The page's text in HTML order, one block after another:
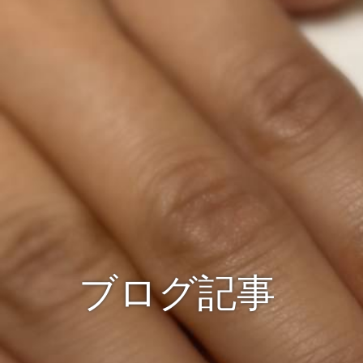
ブログ記事